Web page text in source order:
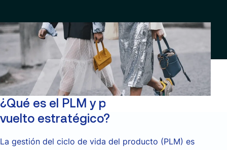
¿Qué es el PLM y por qué se ha
vuelto estratégico?
La gestión del ciclo de vida del producto (PLM) es